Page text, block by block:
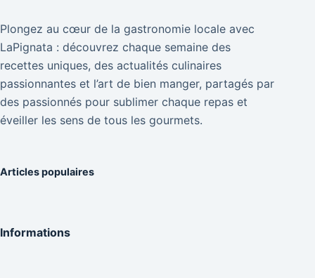
Plongez au cœur de la gastronomie locale avec
LaPignata : découvrez chaque semaine des
recettes uniques, des actualités culinaires
passionnantes et l’art de bien manger, partagés par
des passionnés pour sublimer chaque repas et
éveiller les sens de tous les gourmets.
Articles populaires
Informations